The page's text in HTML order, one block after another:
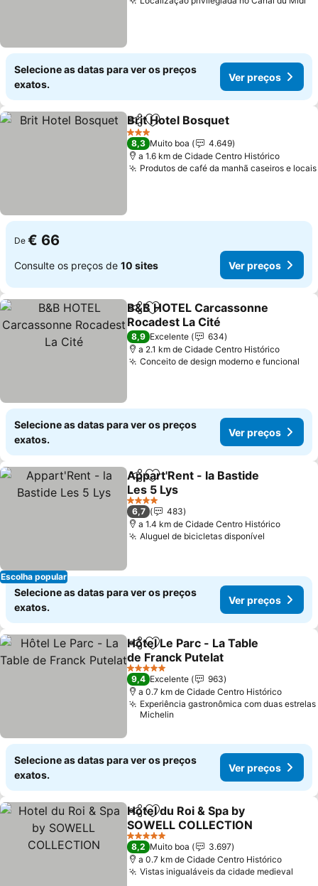
Selecione as datas para ver os preços
exatos.
Ver preços
PartilharAdicionar aos favoritos
Brit Hotel Bosquet
3 Estrelas
8,3 Muito boa
4.649
a 1.6 km de Cidade Centro Histórico
Produtos de café da manhã caseiros e locais
De € 66
Consulte os preços de 10 sites Ver preços
PartilharAdicionar aos favoritos
B&B HOTEL Carcassonne
Rocadest La Cité
8,9 Excelente
634
a 2.1 km de Cidade Centro Histórico
Conceito de design moderno e funcional
Selecione as datas para ver os preços
exatos.
Ver preços
Escolha popular
PartilharAdicionar aos favoritos
Appart'Rent - la Bastide
Les 5 Lys
4 Estrelas
6,7
483
a 1.4 km de Cidade Centro Histórico
Aluguel de bicicletas disponível
Selecione as datas para ver os preços
exatos.
Ver preços
PartilharAdicionar aos favoritos
Hôtel Le Parc - La Table
de Franck Putelat
5 Estrelas
9,4 Excelente
963
a 0.7 km de Cidade Centro Histórico
Experiência gastronômica com duas estrelas
Michelin
Selecione as datas para ver os preços
exatos.
Ver preços
PartilharAdicionar aos favoritos
Hotel du Roi & Spa by
SOWELL COLLECTION
5 Estrelas
8,2 Muito boa
3.697
a 0.7 km de Cidade Centro Histórico
Vistas inigualáveis da cidade medieval